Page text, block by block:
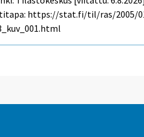
https://stat.fi/til/ras/2005/